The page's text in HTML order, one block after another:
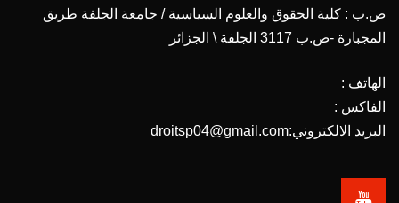
ص.ب : كلية الحقوق والعلوم السياسية / جامعة الجلفة طريق
المجبارة -ص.ب 3117 الجلفة \ الجزائر
الهاتف :
الفاكس :
البريد الالكتروني:droitsp04@gmail.com